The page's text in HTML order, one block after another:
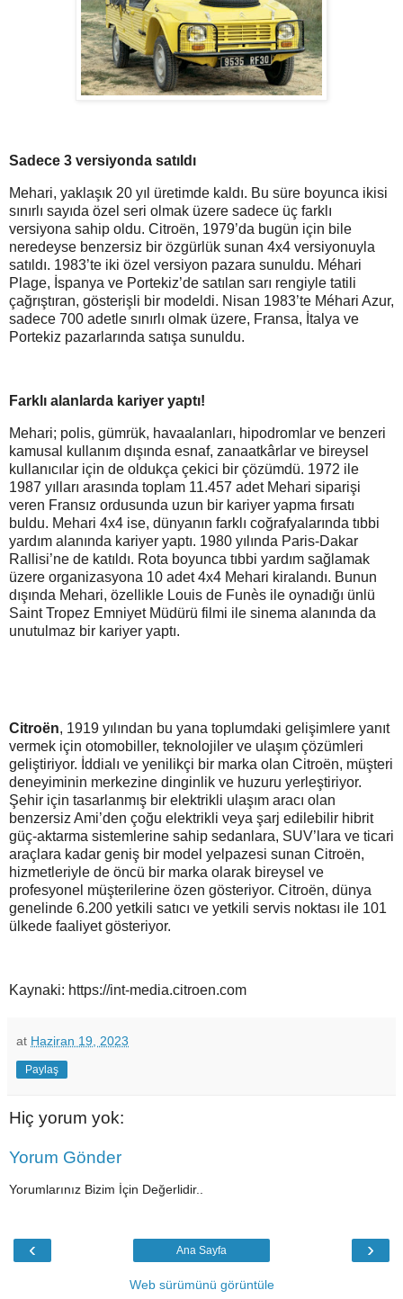
Sadece 3 versiyonda satıldı
Mehari, yaklaşık 20 yıl üretimde kaldı. Bu süre boyunca ikisi
sınırlı sayıda özel seri olmak üzere sadece üç farklı
versiyona sahip oldu. Citroën, 1979’da bugün için bile
neredeyse benzersiz bir özgürlük sunan 4x4 versiyonuyla
satıldı. 1983’te iki özel versiyon pazara sunuldu. Méhari
Plage, İspanya ve Portekiz’de satılan sarı rengiyle tatili
çağrıştıran, gösterişli bir modeldi. Nisan 1983’te Méhari Azur,
sadece 700 adetle sınırlı olmak üzere, Fransa, İtalya ve
Portekiz pazarlarında satışa sunuldu.
Farklı alanlarda kariyer yaptı!
Mehari; polis, gümrük, havaalanları, hipodromlar ve benzeri
kamusal kullanım dışında esnaf, zanaatkârlar ve bireysel
kullanıcılar için de oldukça çekici bir çözümdü. 1972 ile
1987 yılları arasında toplam 11.457 adet Mehari siparişi
veren Fransız ordusunda uzun bir kariyer yapma fırsatı
buldu. Mehari 4x4 ise, dünyanın farklı coğrafyalarında tıbbi
yardım alanında kariyer yaptı. 1980 yılında Paris-Dakar
Rallisi’ne de katıldı. Rota boyunca tıbbi yardım sağlamak
üzere organizasyona 10 adet 4x4 Mehari kiralandı. Bunun
dışında Mehari, özellikle Louis de Funès ile oynadığı ünlü
Saint Tropez Emniyet Müdürü filmi ile sinema alanında da
unutulmaz bir kariyer yaptı.
Citroën, 1919 yılından bu yana toplumdaki gelişimlere yanıt
vermek için otomobiller, teknolojiler ve ulaşım çözümleri
geliştiriyor. İddialı ve yenilikçi bir marka olan Citroën, müşteri
deneyiminin merkezine dinginlik ve huzuru yerleştiriyor.
Şehir için tasarlanmış bir elektrikli ulaşım aracı olan
benzersiz Ami’den çoğu elektrikli veya şarj edilebilir hibrit
güç-aktarma sistemlerine sahip sedanlara, SUV’lara ve ticari
araçlara kadar geniş bir model yelpazesi sunan Citroën,
hizmetleriyle de öncü bir marka olarak bireysel ve
profesyonel müşterilerine özen gösteriyor. Citroën, dünya
genelinde 6.200 yetkili satıcı ve yetkili servis noktası ile 101
ülkede faaliyet gösteriyor.
Kaynaki: https://int-media.citroen.com
at Haziran 19, 2023
Paylaş
Hiç yorum yok:
Yorum Gönder
Yorumlarınız Bizim İçin Değerlidir..
‹ ›
Ana Sayfa
Web sürümünü görüntüle